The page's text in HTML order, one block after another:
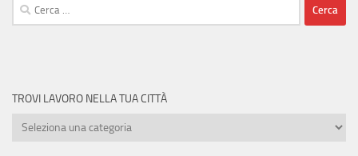
Ricerca
per:
TROVI LAVORO NELLA TUA CITTÀ
Trovi